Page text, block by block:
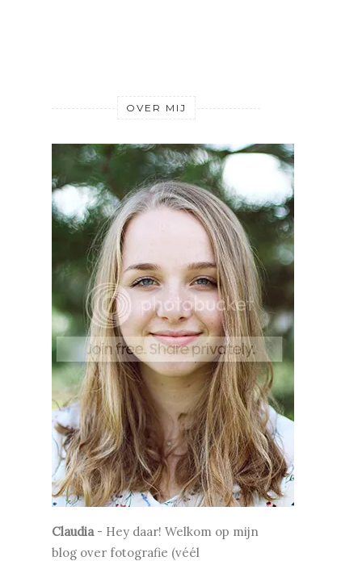
OVER MIJ
Claudia - Hey daar! Welkom op mijn
blog over fotografie (véél